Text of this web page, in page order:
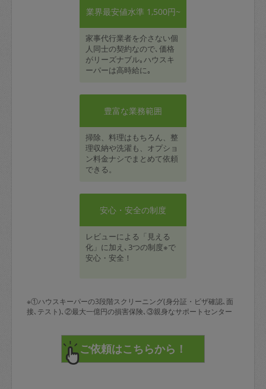
業界最安値水準 1,500円~
家事代行業者を介さない個
人同士の契約なので､価格
がリーズナブル｡ハウスキ
ーパーは高時給に｡
豊富な業務範囲
掃除、料理はもちろん、整
理収納や洗濯も、オプショ
ン料金ナシでまとめて依頼
できる。
安心・安全の制度
レビューによる「見える
化」に加え､3つの制度※で
安心・安全！
※①ハウスキーパーの3段階スクリーニング(身分証・ビザ確認､面
接､テスト)､②最大一億円の損害保険､③親身なサポートセンター